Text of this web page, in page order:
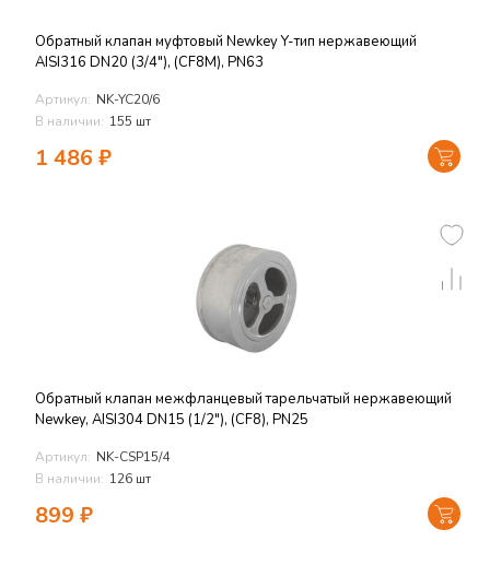
Обратный клапан муфтовый Newkey Y-тип нержавеющий
AISI316 DN20 (3/4"), (CF8M), PN63
Артикул: NK-YC20/6
В наличии: 155 шт
1 486 ₽
Обратный клапан межфланцевый тарельчатый нержавеющий
Newkey, AISI304 DN15 (1/2"), (CF8), PN25
Артикул: NK-CSP15/4
В наличии: 126 шт
899 ₽